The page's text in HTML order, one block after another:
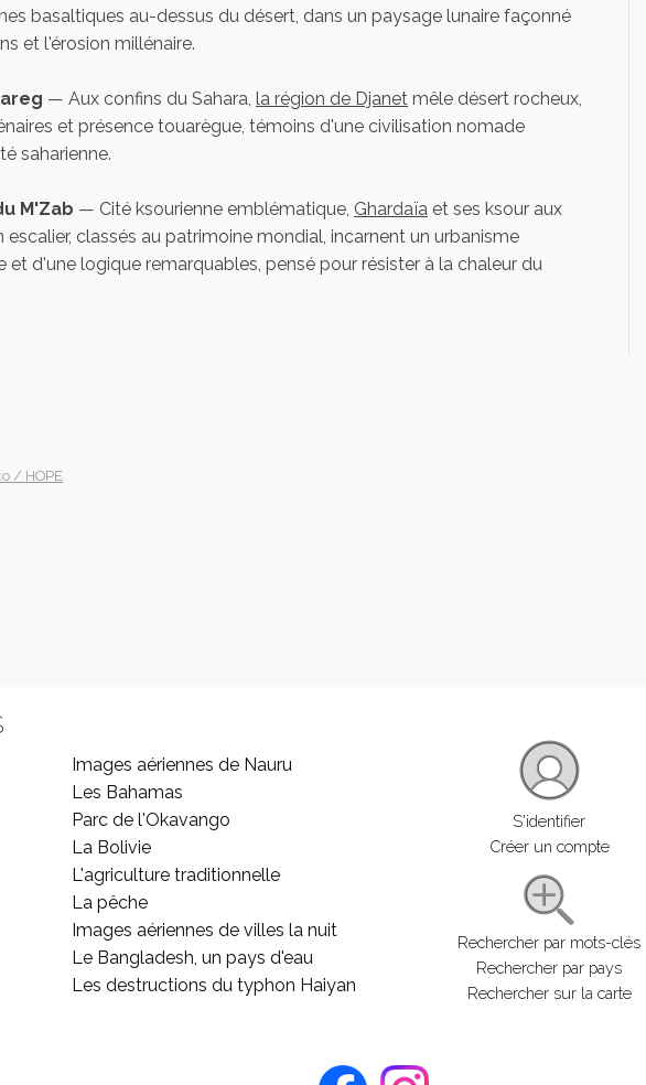
basaltiques au-dessus du désert, dans un paysage lunaire façonné
et l'érosion millénaire.
— Aux confins du Sahara, la région de Djanet mêle désert rocheux,
et présence touarègue, témoins d'une civilisation nomade
saharienne.
M'Zab — Cité ksourienne emblématique, Ghardaïa et ses ksour aux
escalier, classés au patrimoine mondial, incarnent un urbanisme
et d'une logique remarquables, pensé pour résister à la chaleur du
/ HOPE
Images aériennes de Nauru
Les Bahamas
Parc de l'Okavango
La Bolivie
L'agriculture traditionnelle
La pêche
Images aériennes de villes la nuit
Le Bangladesh, un pays d'eau
Les destructions du typhon Haiyan
S'identifier
Créer un compte
Rechercher par mots-clés
Rechercher par pays
Rechercher sur la carte